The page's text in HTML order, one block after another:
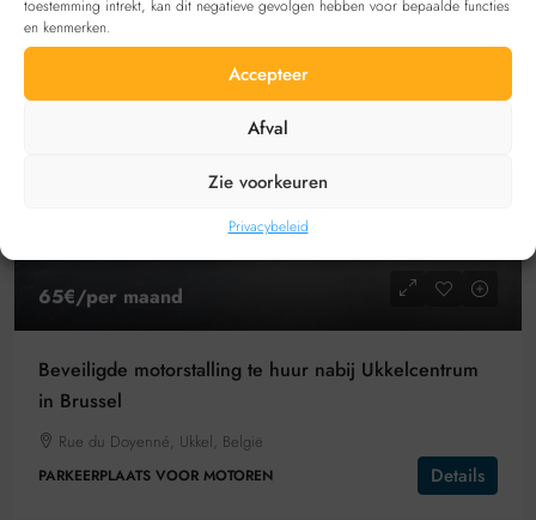
toestemming intrekt, kan dit negatieve gevolgen hebben voor bepaalde functies
en kenmerken.
Accepteer
Afval
Zie voorkeuren
Privacybeleid
65€/per maand
Beveiligde motorstalling te huur nabij Ukkelcentrum
in Brussel
Rue du Doyenné, Ukkel, België
PARKEERPLAATS VOOR MOTOREN Details